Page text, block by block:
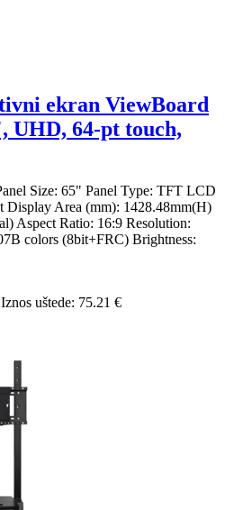
ekran ViewBoard
UHD, 64-pt touch,
Size: 65" Panel Type: TFT LCD
Area (mm): 1428.48mm(H)
Aspect Ratio: 16:9 Resolution:
colors (8bit+FRC) Brightness:
Iznos uštede: 75.21 €